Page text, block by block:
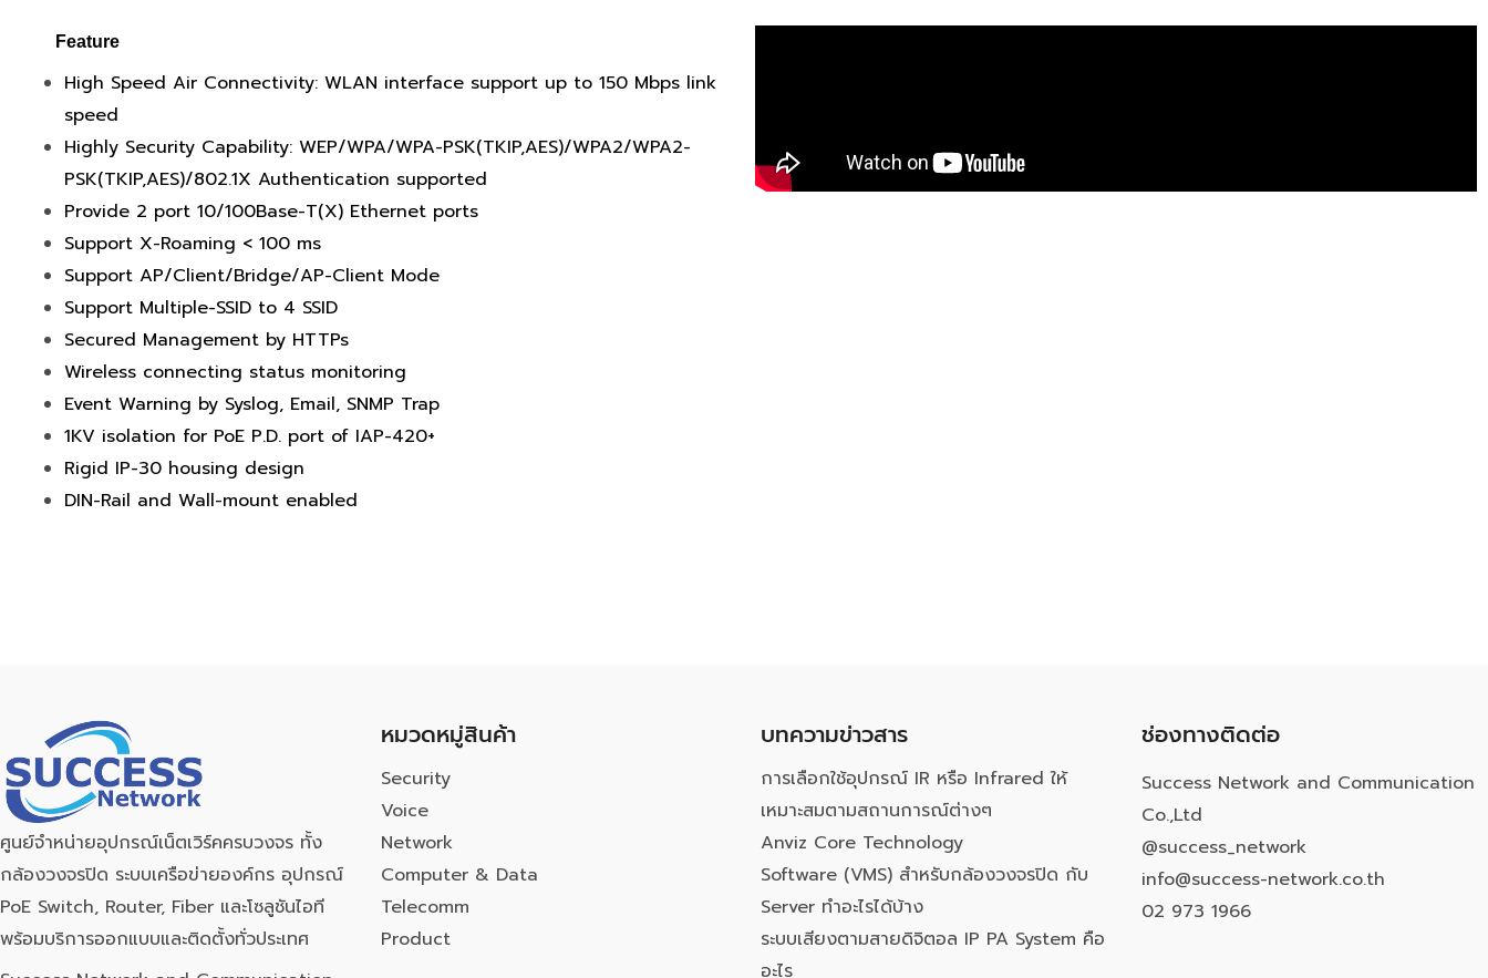
Feature
High Speed Air Connectivity: WLAN interface support up to 150 Mbps link
speed
Highly Security Capability: WEP/WPA/WPA-PSK(TKIP,AES)/WPA2/WPA2-
PSK(TKIP,AES)/802.1X Authentication supported
Provide 2 port 10/100Base-T(X) Ethernet ports
Support X-Roaming < 100 ms
Support AP/Client/Bridge/AP-Client Mode
Support Multiple-SSID to 4 SSID
Secured Management by HTTPs
Wireless connecting status monitoring
Event Warning by Syslog, Email, SNMP Trap
1KV isolation for PoE P.D. port of IAP-420+
Rigid IP-30 housing design
DIN-Rail and Wall-mount enabled
ศูนย์จำหน่ายอุปกรณ์เน็ตเวิร์คครบวงจร ทั้ง
กล้องวงจรปิด ระบบเครือข่ายองค์กร อุปกรณ์
PoE Switch, Router, Fiber และโซลูชันไอที
พร้อมบริการออกแบบและติดตั้งทั่วประเทศ
หมวดหมู่สินค้า
Security
Voice
Network
Computer & Data
Telecomm
Product
บทความข่าวสาร
การเลือกใช้อุปกรณ์ IR หรือ Infrared ให้
เหมาะสมตามสถานการณ์ต่างๆ
Anviz Core Technology
Software (VMS) สำหรับกล้องวงจรปิด กับ
Server ทำอะไรได้บ้าง
ระบบเสียงตามสายดิจิตอล IP PA System คือ
อะไร
ช่องทางติดต่อ
Success Network and Communication
Co.,Ltd
@success_network
info@success-network.co.th
02 973 1966